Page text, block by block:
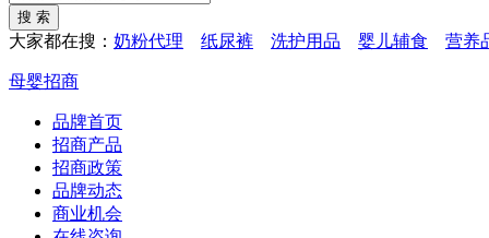
大家都在搜： 奶粉代理 纸尿裤 洗护用品 婴儿辅食 营养
母婴招商
品牌首页
招商产品
招商政策
品牌动态
商业机会